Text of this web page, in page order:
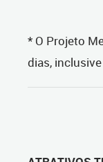
* O Projeto
dias,